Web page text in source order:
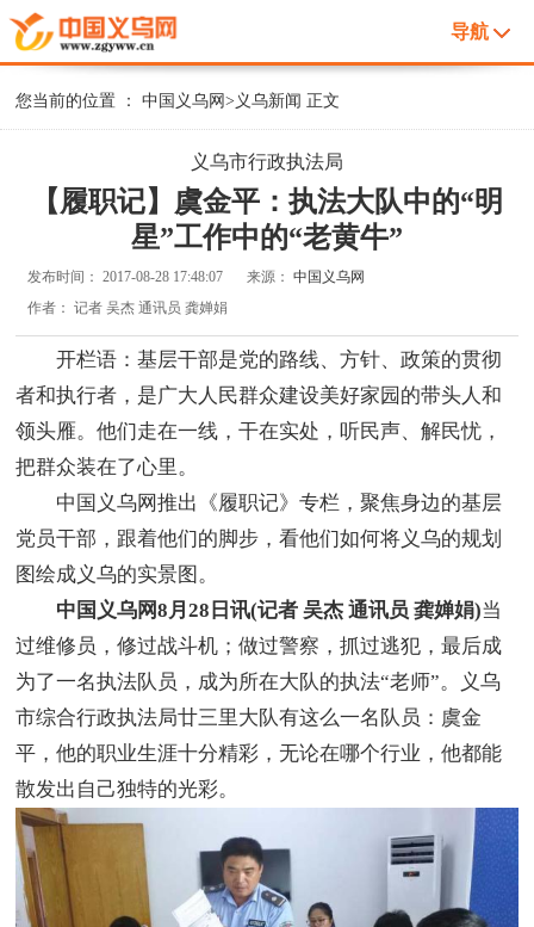
导航
您当前的位置 ：中国义乌网> 义乌新闻 正文
义乌市行政执法局
【履职记】虞金平：执法大队中的“明
星”工作中的“老黄牛”
发布时间：2017-08-28 17:48:07 来源：中国义乌网
作者：记者 吴杰 通讯员 龚婵娟
开栏语：基层干部是党的路线、方针、政策的贯彻
者和执行者，是广大人民群众建设美好家园的带头人和
领头雁。他们走在一线，干在实处，听民声、解民忧，
把群众装在了心里。
中国义乌网推出《履职记》专栏，聚焦身边的基层
党员干部，跟着他们的脚步，看他们如何将义乌的规划
图绘成义乌的实景图。
中国义乌网8月28日讯(记者 吴杰 通讯员 龚婵娟)当
过维修员，修过战斗机；做过警察，抓过逃犯，最后成
为了一名执法队员，成为所在大队的执法“老师”。义乌
市综合行政执法局廿三里大队有这么一名队员：虞金
平，他的职业生涯十分精彩，无论在哪个行业，他都能
散发出自己独特的光彩。